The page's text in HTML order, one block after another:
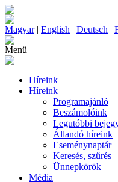
Magyar| English | Deutsch |
Menü
Híreink
Híreink
Programajánló
Beszámolóink
Legutóbbi
Állandó híreink
Eseménynaptár
Keresés, szűrés
Ünnepkörök
Média